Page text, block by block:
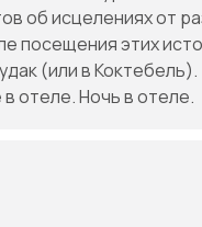
об исцелениях от
посещения этих
(или в Коктебель).
отеле. Ночь в отеле.